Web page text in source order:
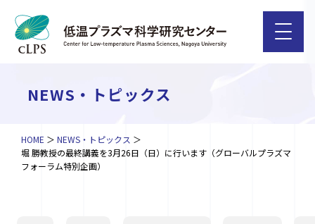
NEWS・トピックス
HOME
NEWS・トピックス
堀 勝教授の最終講義を3月26日（日）に行います（グローバルプラズマ
フォーラム特別企画）